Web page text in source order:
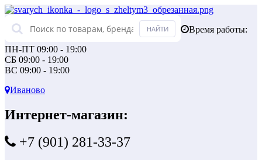
Время работы:
ПН-ПТ 09:00 - 19:00
СБ 09:00 - 19:00
ВС 09:00 - 19:00
Иваново
Интернет-магазин:
+7 (901) 281-33-37